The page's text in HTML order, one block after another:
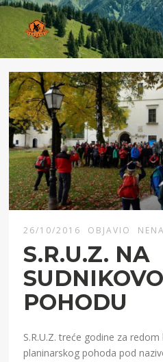
26/10/2016 OBJAVIO
S.R.U.Z. NA
POHODU
S.R.U.Z. treće godine za
planinarskog pohoda pod